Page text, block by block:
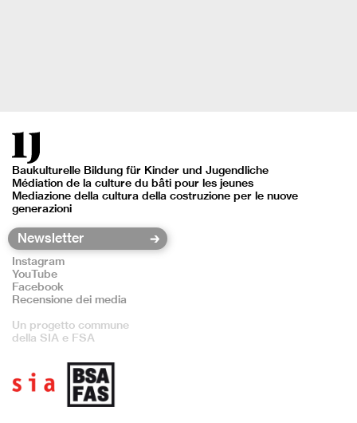
Baukulturelle Bildung für Kinder und Jugendliche
Médiation de la culture du bâti pour les jeunes
Mediazione della cultura della costruzione per le nuove
generazioni
Instagram
YouTube
Facebook
Recensione dei media
Un progetto commune
della SIA e FSA